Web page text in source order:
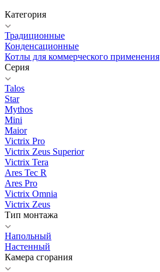
Категория
Традиционные
Конденсационные
Котлы для коммерческого применения
Серия
Talos
Star
Mythos
Mini
Maior
Victrix Pro
Victrix Zeus Superior
Victrix Tera
Ares Tec R
Ares Pro
Victrix Omnia
Victrix Zeus
Тип монтажа
Напольный
Настенный
Камера сгорания